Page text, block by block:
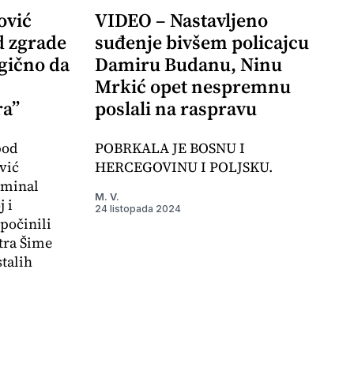
zgrade
da
i
počinili
Šime
VIDEO – Nastavljeno
suđenje bivšem policajcu
Damiru Budanu, Ninu
Mrkić opet nespremnu
poslali na raspravu
POBRKALA JE BOSNU I
HERCEGOVINU I POLJSKU.
M. V.
24 listopada 2024